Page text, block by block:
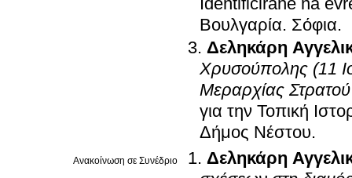
Βουλγαρία. Σόφια.
Δεληκάρη
Χρυσούπολης (11
Μεραρχίας
για την Τοπική
Δήμος Νέστου.
Ανακοίνωση σε Συνέδριο
Δεληκάρη